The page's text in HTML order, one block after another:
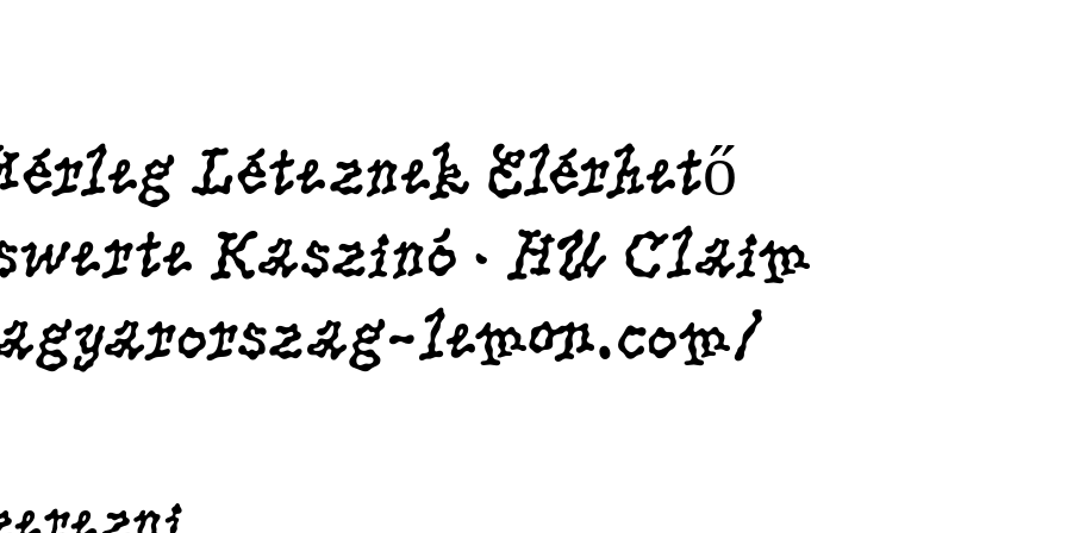
Léteznek Elérhető
Kaszinó · HU Claim
lemon.com/